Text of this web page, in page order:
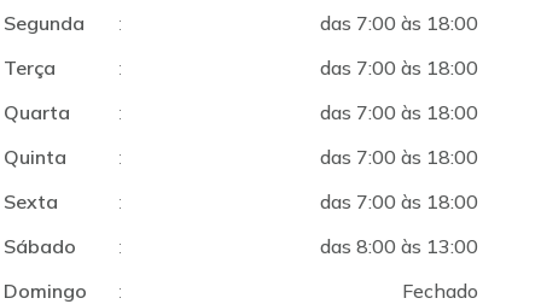
Segunda :
das 7:00 às 18:00
Terça
:
das 7:00 às 18:00
Quarta
:
das 7:00 às 18:00
Quinta
:
das 7:00 às 18:00
Sexta
:
das 7:00 às 18:00
Sábado
:
das 8:00 às 13:00
Domingo
: Fechado